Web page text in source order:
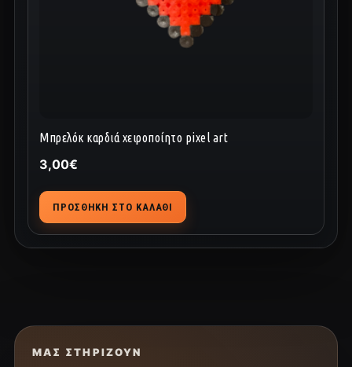
Μπρελόκ καρδιά χειροποίητο pixel art
3,00€
ΠΡΟΣΘΉΚΗ ΣΤΟ ΚΑΛΆΘΙ
ΜΑΣ ΣΤΗΡΊΖΟΥΝ